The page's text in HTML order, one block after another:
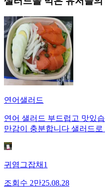
연어샐러드
연어 샐러드 부드럽고 맛있
만감이 충분합니다 샐러드
귀염그잡채1
조회수 2만25.08.28